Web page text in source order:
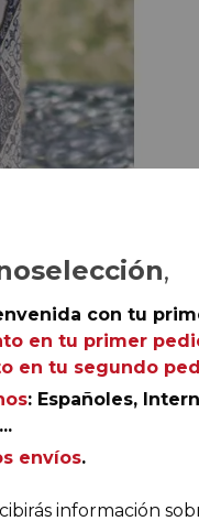
,
con tu
en tu primer
en tu segundo
: Españoles,
envíos.
información